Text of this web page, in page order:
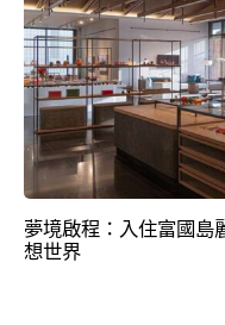
夢境啟程：入住富國島
想世界